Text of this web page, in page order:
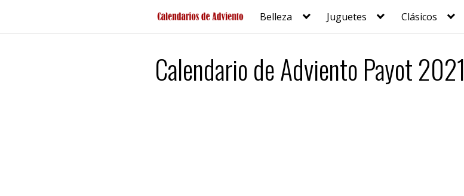
contenido
Belleza Juguetes Clásicos
Calendario de Adviento Payot 2021